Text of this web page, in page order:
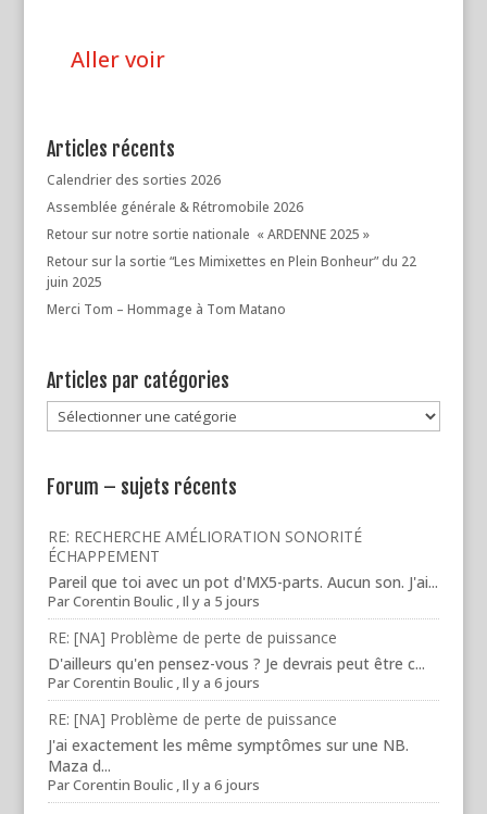
Aller voir
Articles récents
Calendrier des sorties 2026
Assemblée générale & Rétromobile 2026
Retour sur notre sortie nationale « ARDENNE 2025 »
Retour sur la sortie “Les Mimixettes en Plein Bonheur” du 22
juin 2025
Merci Tom – Hommage à Tom Matano
Articles par catégories
Articles
par
Forum – sujets récents
RE: RECHERCHE AMÉLIORATION SONORITÉ
ÉCHAPPEMENT
Pareil que toi avec un pot d'MX5-parts. Aucun son. J'ai...
ParCorentin Boulic,Il y a 5 jours
RE: [NA] Problème de perte de puissance
D'ailleurs qu'en pensez-vous ? Je devrais peut être c...
ParCorentin Boulic,Il y a 6 jours
RE: [NA] Problème de perte de puissance
J'ai exactement les même symptômes sur une NB.
Maza d...
ParCorentin Boulic,Il y a 6 jours